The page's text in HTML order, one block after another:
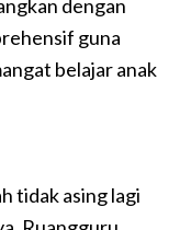
dengan
guna
belajar anak
tidak asing lagi